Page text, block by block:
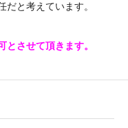
と考えています。
させて頂きます。